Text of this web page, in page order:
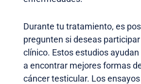
Durante tu tratamiento, es
pregunten si deseas
clínico. Estos estudios
a encontrar mejores formas
cáncer testicular. Los